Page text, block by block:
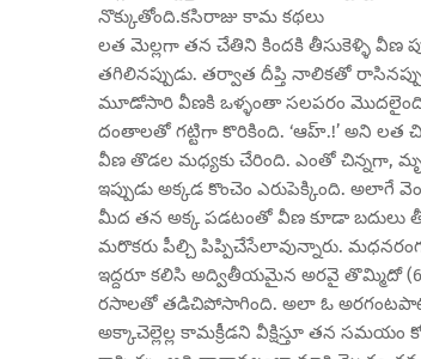
నొక్కుతోంది.కసిరాజు కామ కథలు
లత మెల్లగా తన చేతిని కిందకి తీసుకెళ్ళి
తగిలినప్పుడు. తర్వాత దీప్తి నాలికతో
మూడోసారి వీణకి ఒళ్ళంతా సలపరం
దంతాలతో గట్టిగా కొరికింది. ‘ఆహ్.!’ అని లత
వీణ తొడల మధ్యకు చేరింది. ఎంతో చిన్నగా,
ఇప్పుడు అక్కడ కొంచెం ఎరుపెక్కింది. అలాగే
మీద తన అక్క పడటంతో వీణ కూడా బదులు
మరొకరు పీల్చి పిప్పిచేసేలావున్నారు.
ఇద్దరూ కలిసి అద్వితీయమైన అరవై తొమ్మిదో
రసాలతో తడిచిపోసాగింది. అలా ఓ అరగంటపాటు
అక్కాచెల్లెల్ల కామక్రీడని వీక్షిస్తూ తన